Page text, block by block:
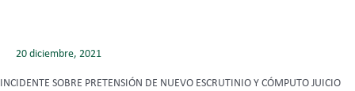
20 diciembre, 2021
INCIDENTE SOBRE PRETENSIÓN DE NUEVO ESCRUTINIO Y CÓMPUTO JUICIO